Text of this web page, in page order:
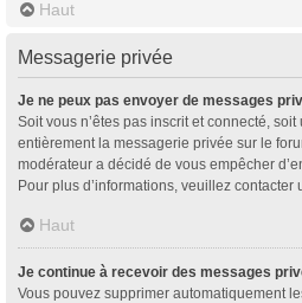
Haut
Messagerie privée
Je ne peux pas envoyer de messages
Soit vous n’êtes pas inscrit et connecté,
entièrement la messagerie privée sur le
modérateur a décidé de vous empêcher
Pour plus d’informations, veuillez contacter
Haut
Je continue à recevoir des messages
Vous pouvez supprimer automatiquement